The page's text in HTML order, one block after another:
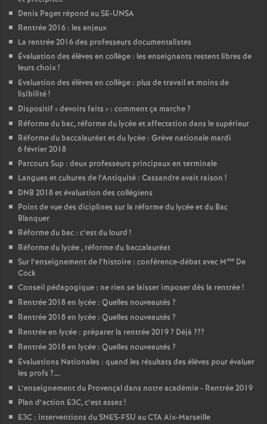
Denis Paget répond au SE-UNSA
Rentrée 2016 : les enjeux
La rentrée 2016 des professeurs documentalistes
Évaluation des élèves en collège : les enseignants restent libres de
leurs choix!
Evaluation des élèves en collège : plus de travail et moins de
lisibilité!
Dispositif «devoirs faits » : comment ça marche?
Réforme du bac, réforme du lycée et affectation dans le supérieur
Réforme du baccalauréat et du lycée : Grève nationale mardi
6 février 2018
Parcours Sup : deux professeurs principaux en terminale
Langues et cultures de l’Antiquité : Cassandre avait raison !
DNB 2018 et évaluation des collégiens
Point de vue des diciplines sur la réforme du lycée et du Bac
Blanquer
Réforme du bac : c’est du lourd !
Réforme du lycée , réforme du baccalauréat
Sur l’enseignement de l’histoire : conférence-débat avec Mme De
Cock
Conseil pédagogique : ne rien se laisser imposer dès la rentrée!
Rentrée 2018 en lycée : Quelles nouveautés ?
Rentrée 2018 en lycée : Quelles nouveautés ?
Rentrée en lycée : préparer la rentrée 2019? Déjà ???
Rentrée 2018 en lycée : Quelles nouveautés ?
Évaluations Nationales : quand les résultats des élèves pour évaluer
les profs ?….
L’enseignement du Provençal dans notre académie - Rentrée 2019
Plan d’action E3C, c’est assez!
E3C : interventions du SNES-FSU au CTA Aix-Marseille